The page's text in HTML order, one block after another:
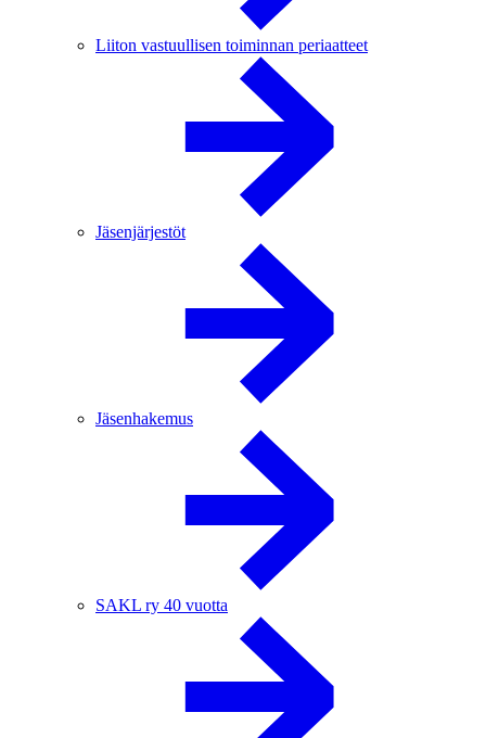
Liiton vastuullisen toiminnan periaatteet
Jäsenjärjestöt
Jäsenhakemus
SAKL ry 40 vuotta